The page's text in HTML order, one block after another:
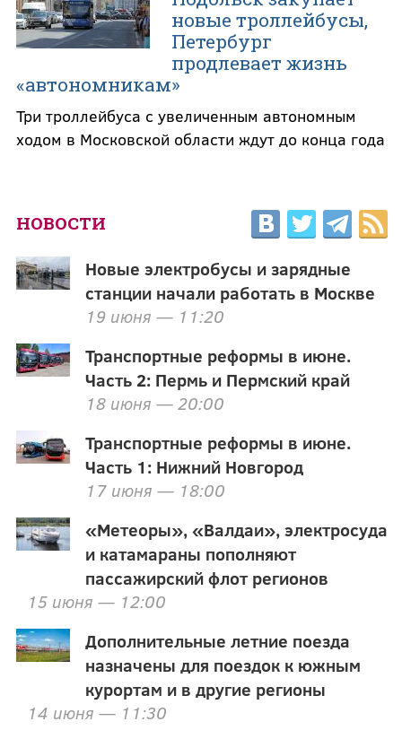
новые троллейбусы,
Петербург
продлевает жизнь
«автономникам»
Три троллейбуса с увеличенным автономным
ходом в Московской области ждут до конца года
НОВОСТИ
Новые электробусы и зарядные
станции начали работать в Москве
19 июня — 11:20
Транспортные реформы в июне.
Часть 2: Пермь и Пермский край
18 июня — 20:00
Транспортные реформы в июне.
Часть 1: Нижний Новгород
17 июня — 18:00
«Метеоры», «Валдаи», электросуда
и катамараны пополняют
пассажирский флот регионов
15 июня — 12:00
Дополнительные летние поезда
назначены для поездок к южным
курортам и в другие регионы
14 июня — 11:30